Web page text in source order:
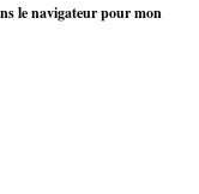
le navigateur pour mon